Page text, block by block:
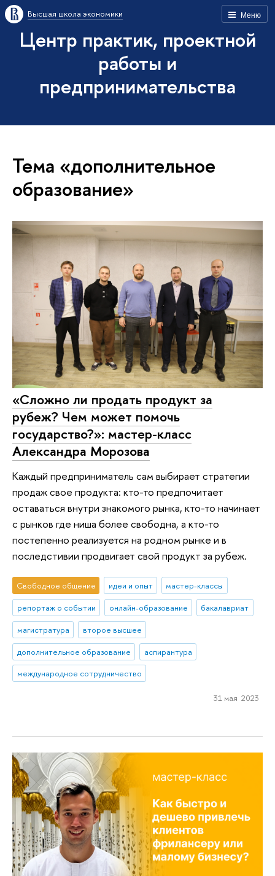
Меню
Высшая школа экономики
Центр практик, проектной
работы и
предпринимательства
Тема «дополнительное
образование»
«Сложно ли продать продукт за
рубеж? Чем может помочь
государство?»: мастер-класс
Александра Морозова
Каждый предприниматель сам выбирает стратегии
продаж свое продукта: кто-то предпочитает
оставаться внутри знакомого рынка, кто-то начинает
с рынков где ниша более свободна, а кто-то
постепенно реализуется на родном рынке и в
последстивии продвигает свой продукт за рубеж.
Свободное общение идеи и опыт
мастер-классы
репортаж о событии
онлайн-образование
бакалавриат
магистратура
второе высшее
дополнительное образование
аспирантура
международное сотрудничество
31 мая 2023